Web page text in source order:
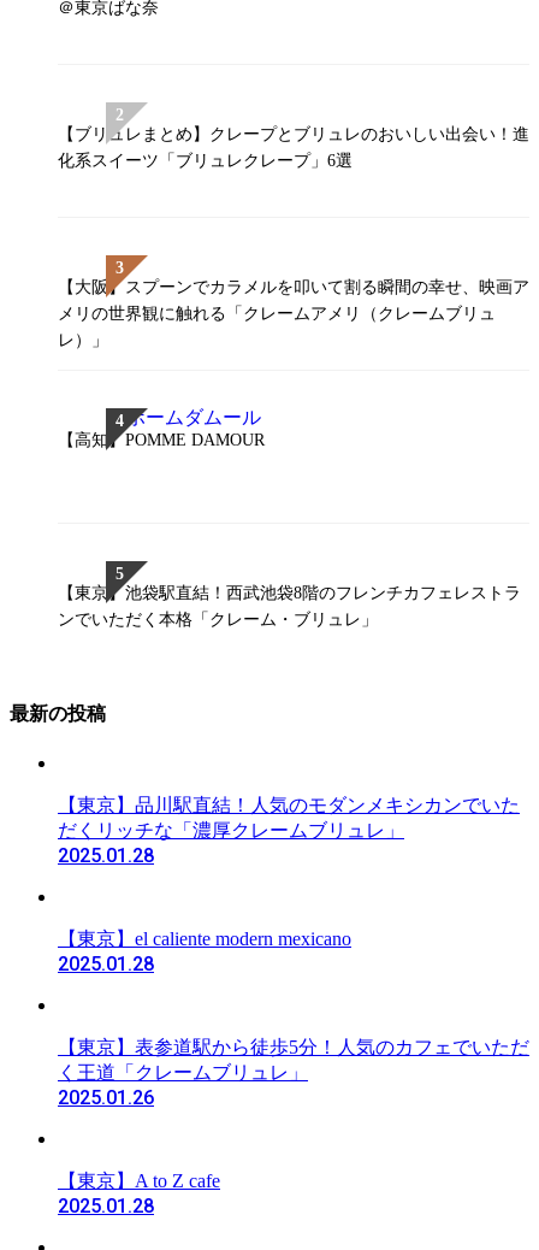
＠東京ばな奈
【ブリュレまとめ】クレープとブリュレのおいしい出会い！進
化系スイーツ「ブリュレクレープ」6選
【大阪】スプーンでカラメルを叩いて割る瞬間の幸せ、映画ア
メリの世界観に触れる「クレームアメリ（クレームブリュ
レ）」
【高知】POMME DAMOUR
【東京】池袋駅直結！西武池袋8階のフレンチカフェレストラ
ンでいただく本格「クレーム・ブリュレ」
最新の投稿
【東京】品川駅直結！人気のモダンメキシカンでいた
だくリッチな「濃厚クレームブリュレ」
2025.01.28
【東京】el caliente modern mexicano
2025.01.28
【東京】表参道駅から徒歩5分！人気のカフェでいただ
く王道「クレームブリュレ」
2025.01.26
【東京】A to Z cafe
2025.01.28